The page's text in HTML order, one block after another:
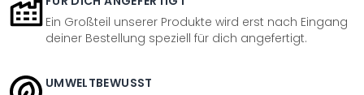
Ein Großteil unserer Produkte wird erst nach Eingang
deiner Bestellung speziell für dich angefertigt.
UMWELTBEWUSST